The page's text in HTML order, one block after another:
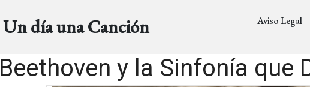
Un día una Canción Aviso Legal
Beethoven y la Sinfonía que